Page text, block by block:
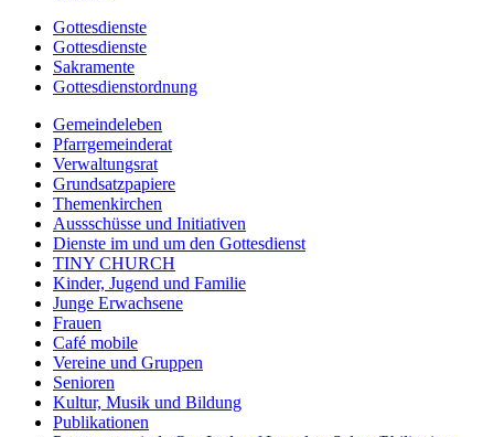
Gottesdienste
Gottesdienste
Sakramente
Gottesdienstordnung
Gemeindeleben
Pfarrgemeinderat
Verwaltungsrat
Grundsatzpapiere
Themenkirchen
Aussschüsse und Initiativen
Dienste im und um den Gottesdienst
TINY CHURCH
Kinder, Jugend und Familie
Junge Erwachsene
Frauen
Café mobile
Vereine und Gruppen
Senioren
Kultur, Musik und Bildung
Publikationen